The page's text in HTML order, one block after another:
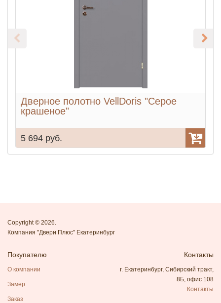
Дверное полотно VellDoris "Серое
крашеное"
5 694 руб.
Copyright © 2026.
Компания "Двери Плюс" Екатеринбург
Покупателю
О компании
Замер
Заказ
Контакты
г. Екатеринбург, Сибирский тракт,
8Б, офис 108
Контакты